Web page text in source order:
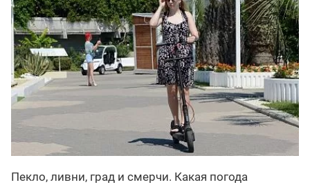
Пекло, ливни, град и смерчи. Какая погода